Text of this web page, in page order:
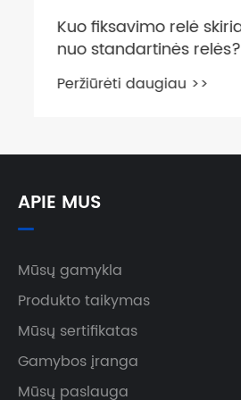
Kuo fiksavimo relė skiriasi
nuo standartinės relės?
Peržiūrėti daugiau >>
APIE MUS
Mūsų gamykla
Produkto taikymas
Mūsų sertifikatas
Gamybos įranga
Mūsų paslauga